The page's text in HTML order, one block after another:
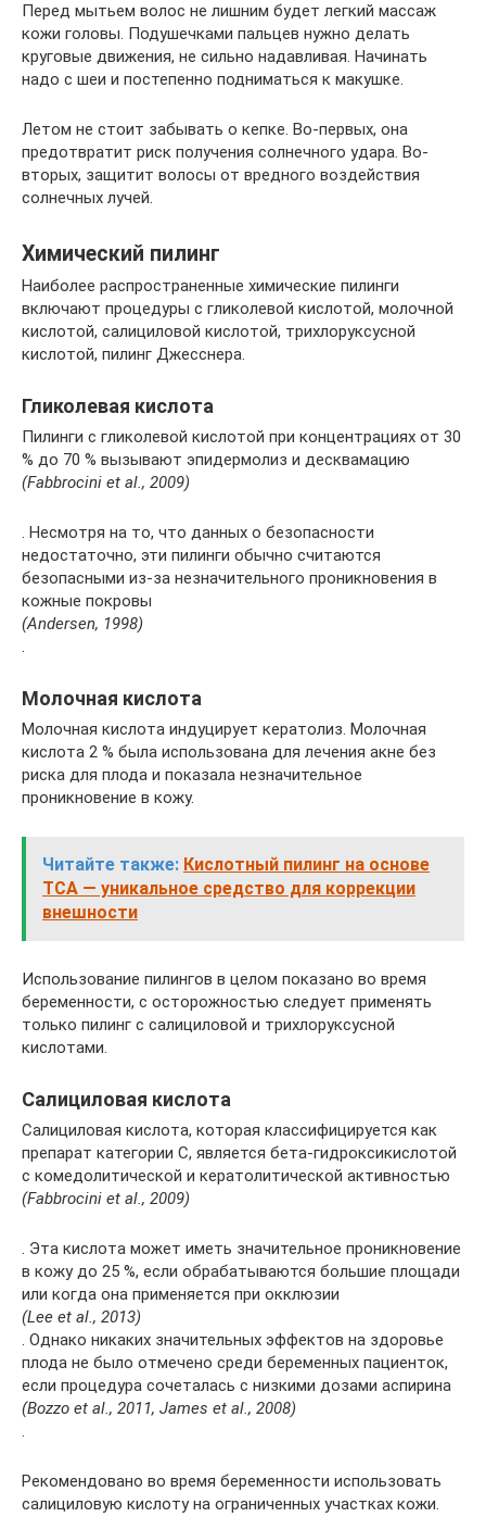
Перед мытьем волос не лишним будет легкий массаж
кожи головы. Подушечками пальцев нужно делать
круговые движения, не сильно надавливая. Начинать
надо с шеи и постепенно подниматься к макушке.
Летом не стоит забывать о кепке. Во-первых, она
предотвратит риск получения солнечного удара. Во-
вторых, защитит волосы от вредного воздействия
солнечных лучей.
Химический пилинг
Наиболее распространенные химические пилинги
включают процедуры с гликолевой кислотой, молочной
кислотой, салициловой кислотой, трихлоруксусной
кислотой, пилинг Джесснера.
Гликолевая кислота
Пилинги с гликолевой кислотой при концентрациях от 30
% до 70 % вызывают эпидермолиз и десквамацию
(Fabbrocini et al., 2009)
. Несмотря на то, что данных о безопасности
недостаточно, эти пилинги обычно считаются
безопасными из-за незначительного проникновения в
кожные покровы
(Andersen, 1998)
.
Молочная кислота
Молочная кислота индуцирует кератолиз. Молочная
кислота 2 % была использована для лечения акне без
риска для плода и показала незначительное
проникновение в кожу.
Читайте также: Кислотный пилинг на основе
ТСА — уникальное средство для коррекции
внешности
Использование пилингов в целом показано во время
беременности, с осторожностью следует применять
только пилинг с салициловой и трихлоруксусной
кислотами.
Салициловая кислота
Салициловая кислота, которая классифицируется как
препарат категории С, является бета-гидроксикислотой
с комедолитической и кератолитической активностью
(Fabbrocini et al., 2009)
. Эта кислота может иметь значительное проникновение
в кожу до 25 %, если обрабатываются большие площади
или когда она применяется при окклюзии
(Lee et al., 2013)
. Однако никаких значительных эффектов на здоровье
плода не было отмечено среди беременных пациенток,
если процедура сочеталась с низкими дозами аспирина
(Bozzo et al., 2011, James et al., 2008)
.
Рекомендовано во время беременности использовать
салициловую кислоту на ограниченных участках кожи.